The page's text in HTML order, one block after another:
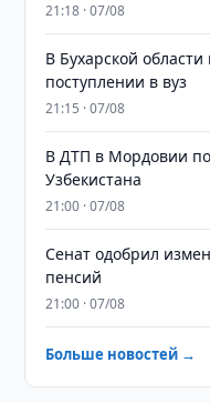
21:18 · 07/08
В Бухарской
поступлении в вуз
21:15 · 07/08
В ДТП в Мордовии
Узбекистана
21:00 · 07/08
Сенат одобрил
пенсий
21:00 · 07/08
Больше новостей →